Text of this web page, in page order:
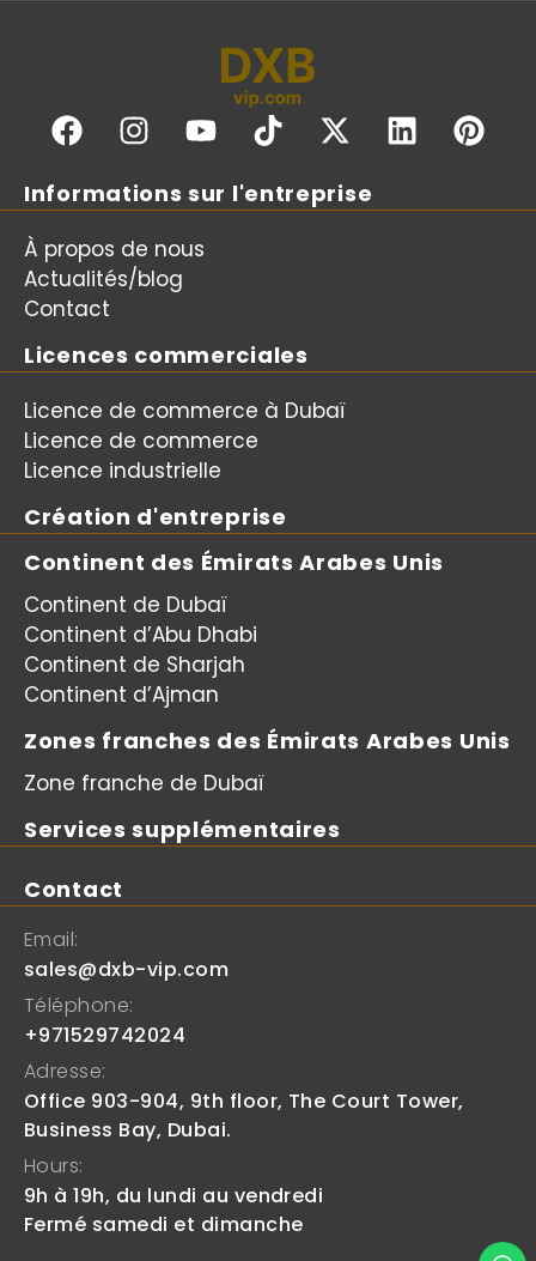
Informations sur l'entreprise
À propos de nous
Actualités/blog
Contact
Licences commerciales
Licence de commerce à Dubaï
Licence de commerce
Licence industrielle
Création d'entreprise
Continent des Émirats Arabes Unis
Continent de Dubaï
Continent d’Abu Dhabi
Continent de Sharjah
Continent d’Ajman
Zones franches des Émirats Arabes Unis
Zone franche de Dubaï
Services supplémentaires
Contact
Email:
sales@dxb-vip.com
Téléphone:
+971529742024
Adresse:
Office 903-904, 9th floor, The Court Tower,
Business Bay, Dubai.
Hours:
9h à 19h, du lundi au vendredi
Fermé samedi et dimanche